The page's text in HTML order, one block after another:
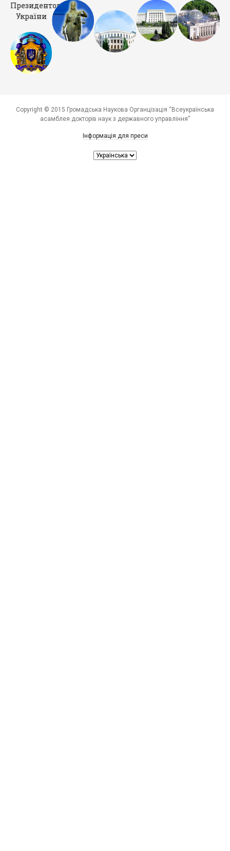
Президентові
України
Copyright © 2015 Громадська Наукова Органцізація “Всеукраїнська
асамблея докторів наук з державного управління”
Інформація для преси